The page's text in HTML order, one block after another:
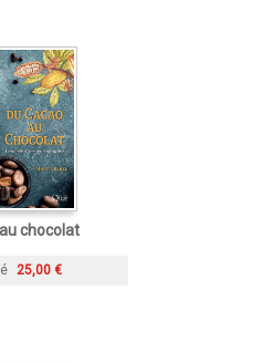
chocolat
25,00 €